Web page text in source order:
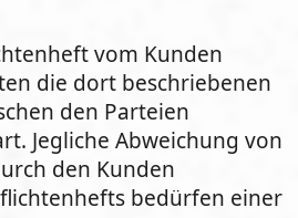
vom Kunden
die dort beschriebenen
den Parteien
Jegliche Abweichung von
den Kunden
bedürfen einer